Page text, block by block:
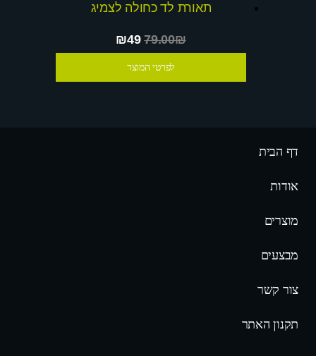
תאורת לד כחולה לצמיג
₪4979.00₪
לפרטי המוצר
דף הבית
אודות
מוצרים
מבצעים
צור קשר
תקנון האתר